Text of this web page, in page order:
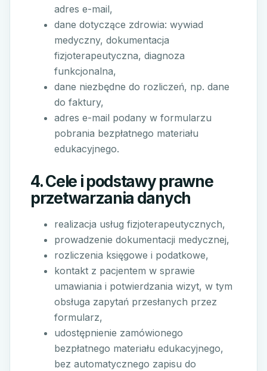
adres e-mail,
dane dotyczące zdrowia: wywiad
medyczny, dokumentacja
fizjoterapeutyczna, diagnoza
funkcjonalna,
dane niezbędne do rozliczeń, np. dane
do faktury,
adres e-mail podany w formularzu
pobrania bezpłatnego materiału
edukacyjnego.
4. Cele i podstawy prawne
przetwarzania danych
realizacja usług fizjoterapeutycznych,
prowadzenie dokumentacji medycznej,
rozliczenia księgowe i podatkowe,
kontakt z pacjentem w sprawie
umawiania i potwierdzania wizyt, w tym
obsługa zapytań przesłanych przez
formularz,
udostępnienie zamówionego
bezpłatnego materiału edukacyjnego,
bez automatycznego zapisu do